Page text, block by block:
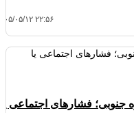
۱۴۰۵/۰۵/۱۲
جنوبی؛ فشارهای اجتماعی یا